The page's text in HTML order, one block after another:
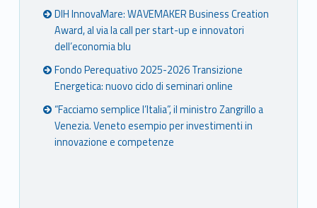
DIH InnovaMare: WAVEMAKER Business Creation
Award, al via la call per start-up e innovatori
dell’economia blu
Fondo Perequativo 2025-2026 Transizione
Energetica: nuovo ciclo di seminari online
“Facciamo semplice l’Italia”, il ministro Zangrillo a
Venezia. Veneto esempio per investimenti in
innovazione e competenze